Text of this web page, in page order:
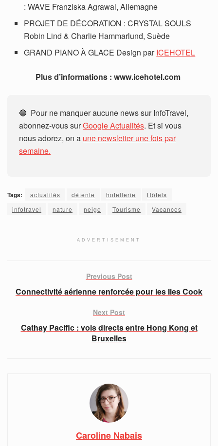
: WAVE Franziska Agrawal, Allemagne
PROJET DE DÉCORATION : CRYSTAL SOULS
Robin Lind & Charlie Hammarlund, Suède
GRAND PIANO À GLACE Design parICEHOTEL
Plus d’informations : www.icehotel.com
🔵 Pour ne manquer aucune news sur InfoTravel,
abonnez-vous surGoogle Actualités. Et si vous
nous adorez, on a une newsletter une fois par
semaine.
Tags: actualités détente hotellerie
Hôtels
infotravel
nature neige Tourisme Vacances
ADVERTISEMENT
Previous Post
Connectivité aérienne renforcée pour les Iles Cook
Next Post
Cathay Pacific : vols directs entre Hong Kong et
Bruxelles
Caroline Nabais